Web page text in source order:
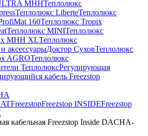
МННТеплолюкс
Теплолюкс LiberteТеплолюкс
160Теплолюкс Tropix
Теплолюкс MINIТеплолюкс
МНН XLТеплолюкс
аксессуарыДоктор СуховТеплолюкс
AGROТеплолюкс
ТеплолюксРегулирующая
кабель Freezstop
FreezstopFreezstop INSIDEFreezstop
кабельная Freezstop Inside DACHA-